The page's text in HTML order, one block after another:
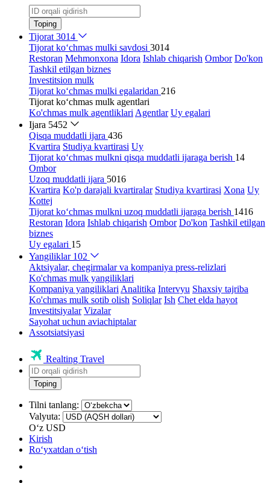
Toping
Tijorat 3014
Tijorat ko‘chmas mulki savdosi 3014
Restoran Mehmonxona Idora Ishlab chiqarish Ombor Do'kon
Tashkil etilgan biznes
Investitsion mulk
Tijorat ko‘chmas mulki egalaridan 216
Tijorat ko‘chmas mulk agentlari
Ko'chmas mulk agentliklari Agentlar Uy egalari
Ijara 5452
Qisqa muddatli ijara 436
Kvartira Studiya kvartirasi Uy
Tijorat ko‘chmas mulkni qisqa muddatli ijaraga berish 14
Ombor
Uzoq muddatli ijara 5016
Kvartira Ko'p darajali kvartiralar Studiya kvartirasi Xona Uy
Kottej
Tijorat ko‘chmas mulkni uzoq muddatli ijaraga berish 1416
Restoran Idora Ishlab chiqarish Ombor Do'kon Tashkil etilgan
biznes
Uy egalari 15
Yangiliklar 102
Aktsiyalar, chegirmalar va kompaniya press-relizlari
Ko'chmas mulk yangiliklari
Kompaniya yangiliklari Analitika Intervyu Shaxsiy tajriba
Ko'chmas mulk sotib olish Soliqlar Ish Chet elda hayot
Investitsiyalar Vizalar
Sayohat uchun aviachiptalar
Assotsiatsiyasi
Realting Travel
Toping
Tilni tanlang:
Valyuta:
Oʻz USD
Kirish
Roʻyxatdan oʻtish